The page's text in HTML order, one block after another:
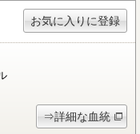
お気に入りに登録
⇒詳細な血統